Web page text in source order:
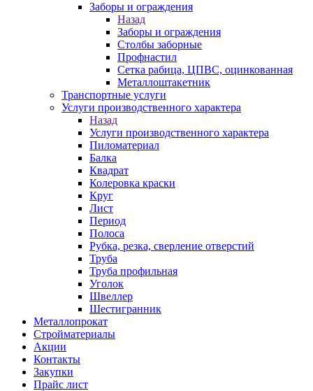
Заборы и ограждения
Назад
Заборы и ограждения
Столбы заборные
Профнастил
Сетка рабица, ЦПВС, оцинкованная
Металлоштакетник
Транспортные услуги
Услуги производственного характера
Назад
Услуги производственного характера
Пиломатериал
Балка
Квадрат
Колеровка краски
Круг
Лист
Период
Полоса
Рубка, резка, сверление отверстий
Труба
Труба профильная
Уголок
Швеллер
Шестигранник
Металлопрокат
Стройматериалы
Акции
Контакты
Закупки
Прайс лист